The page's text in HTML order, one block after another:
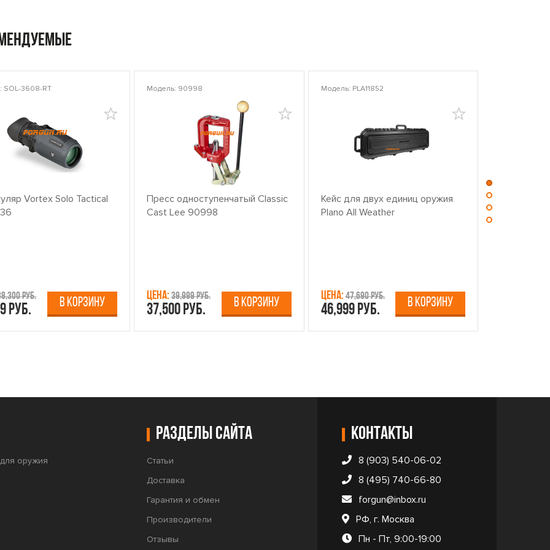
SOL-3608-RT
Vortex Solo Tactical
руб.
руб. В КОРЗИНУ
Модель: 90998
Пресс одноступенчатый Classic
Cast Lee 90998
Цена: 39,999 руб.
37,500 руб. В КОРЗИНУ
Модель: PLA11852
Кейс для двух единиц оружия
Plano All Weather
Цена:47,690 руб.
46,999 руб. В КОРЗИНУ
Контакты
8 (903) 540-06-02
8 (495) 740-66-80
forgun@inbox.ru
РФ, г. Москва
Пн - Пт, 9:00-19:00
оружия
Разделы сайта
Статьи
Доставка
Гарантия и обмен
Производители
Отзывы